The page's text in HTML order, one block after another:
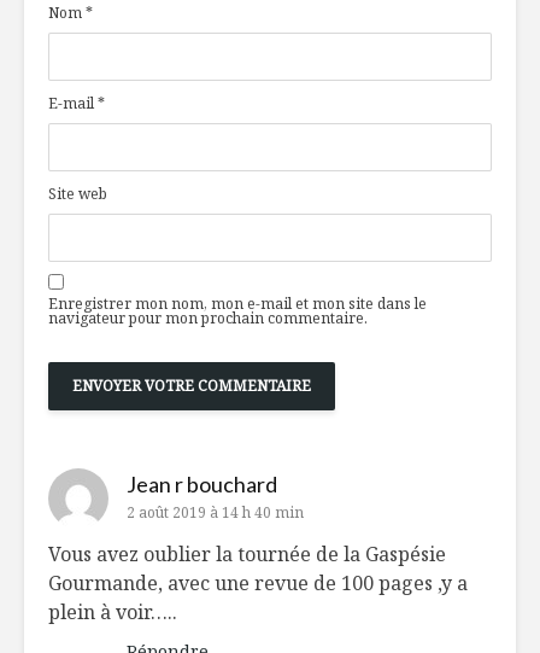
Nom*
E-mail*
Site web
Enregistrer mon nom, mon e-mail et mon site dans le
navigateur pour mon prochain commentaire.
Jean r bouchard
2 août 2019 à 14 h 40 min
Vous avez oublier la tournée de la Gaspésie
Gourmande, avec une revue de 100 pages ,y a
plein à voir…..